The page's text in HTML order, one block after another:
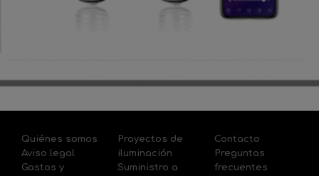
Quiénes somos
Aviso legal
Gastos y
Proyectos de
iluminación
Suministro a
Contacto
Preguntas
frecuentes